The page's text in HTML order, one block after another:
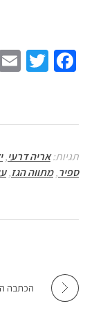
Fa
o
o
k
T
er
תגיות:אריה דרעי,
ספיר,מתווה הגז,
הכתבה